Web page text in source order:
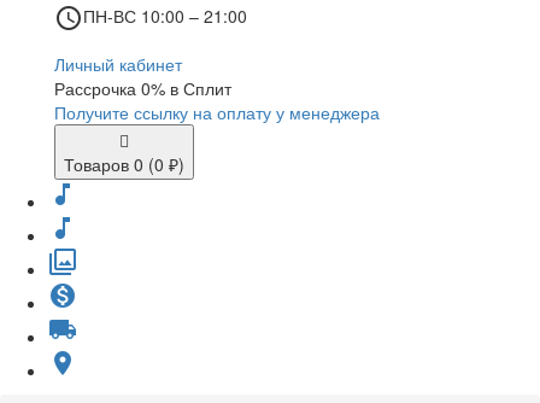
access_timeПН-ВС 10:00 – 21:00
Личный кабинет
Рассрочка 0% в Сплит
Получите ссылку на оплату у менеджера
Товаров 0 (0 ₽)
music_note
music_note
filter
monetization_on
local_shipping
place